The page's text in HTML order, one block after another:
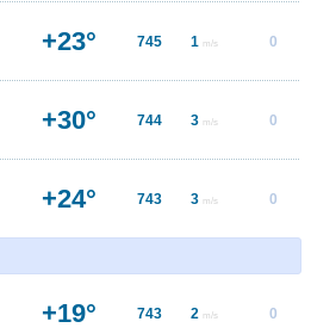
+23° 745 1 m/s 0
+30° 744 3 m/s 0
+24° 743 3 m/s 0
+19° 743 2 m/s 0